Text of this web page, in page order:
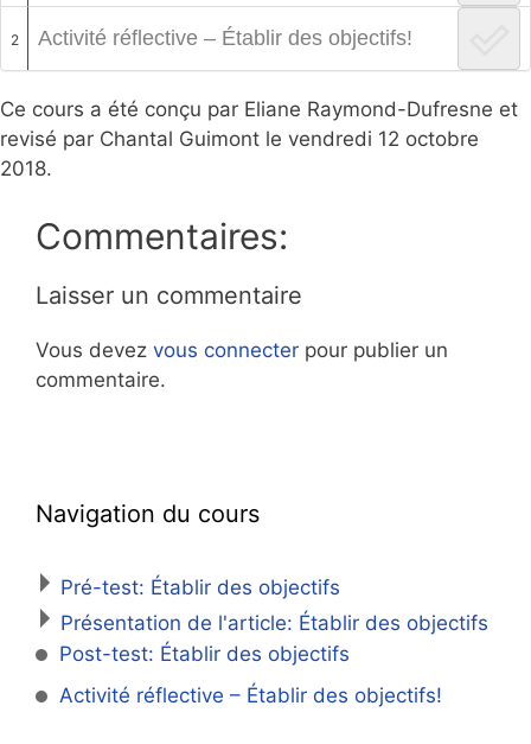
2 Activité réflective – Établir des objectifs!
Ce cours a été conçu par Eliane Raymond-Dufresne et
revisé par Chantal Guimont le vendredi 12 octobre
2018.
Commentaires:
Laisser un commentaire
Vous devez vous connecter pour publier un
commentaire.
Navigation du cours
Pré-test: Établir des objectifs
Présentation de l'article: Établir des objectifs
Post-test: Établir des objectifs
Activité réflective – Établir des objectifs!